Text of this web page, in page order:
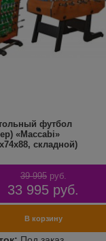
футбол
«Maccabi»
складной)
39 995 руб.
33 995 руб.